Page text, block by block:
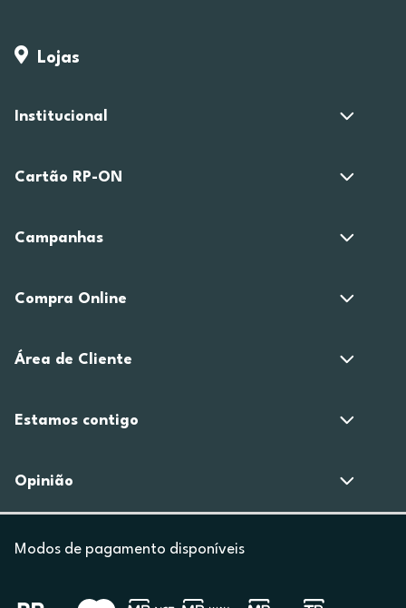
Lojas
Institucional
Cartão RP-ON
Campanhas
Compra Online
Área de Cliente
Estamos contigo
Opinião
Modos de pagamento disponíveis